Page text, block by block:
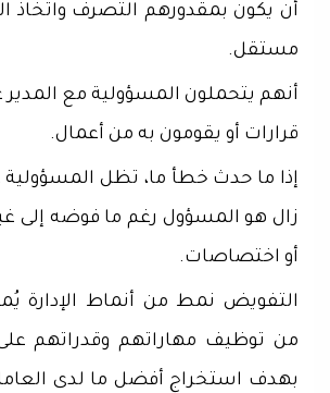
أن يكون بمقدورهم التصرف واتخاذ
مستقل.
أنهم يتحملون المسؤولية مع
قرارات أو يقومون به من أعمال.
إذا ما حدث خطأ ما، تظل المسؤولية
زال هو المسؤول رغم ما فوضه إلى
أو اختصاصات.
التفويض نمط من أنماط الإدارة
من توظيف مهاراتهم وقدراتهم على
بهدف استخراج أفضل ما لدى